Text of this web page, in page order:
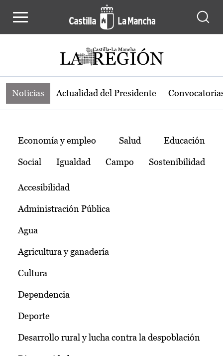
Noticias de la región de Castilla-La
Noticias Actualidad del Presidente
Temas
Economía y empleo Salud Educación
Social Igualdad Campo Sostenibilidad
Accesibilidad
Administración Pública
Agua
Agricultura y ganadería
Cultura
Dependencia
Deporte
Desarrollo rural y lucha contra la despoblación